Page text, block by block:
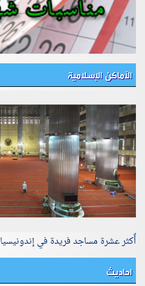
الأماكن الإسلامية
أٌكثر عشرة مساجد فريدة في إندونيسيا
احاديث